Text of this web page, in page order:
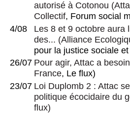
autorisé à Cotonou (
Collectif, Forum social
4/08
Les 8 et 9 octobre aura
des... (Alliance
pour la justice sociale
26/07 Pour agir, Attac a
France, Le flux)
23/07 Loi Duplomb 2 : Attac
politique écocidaire du
flux)